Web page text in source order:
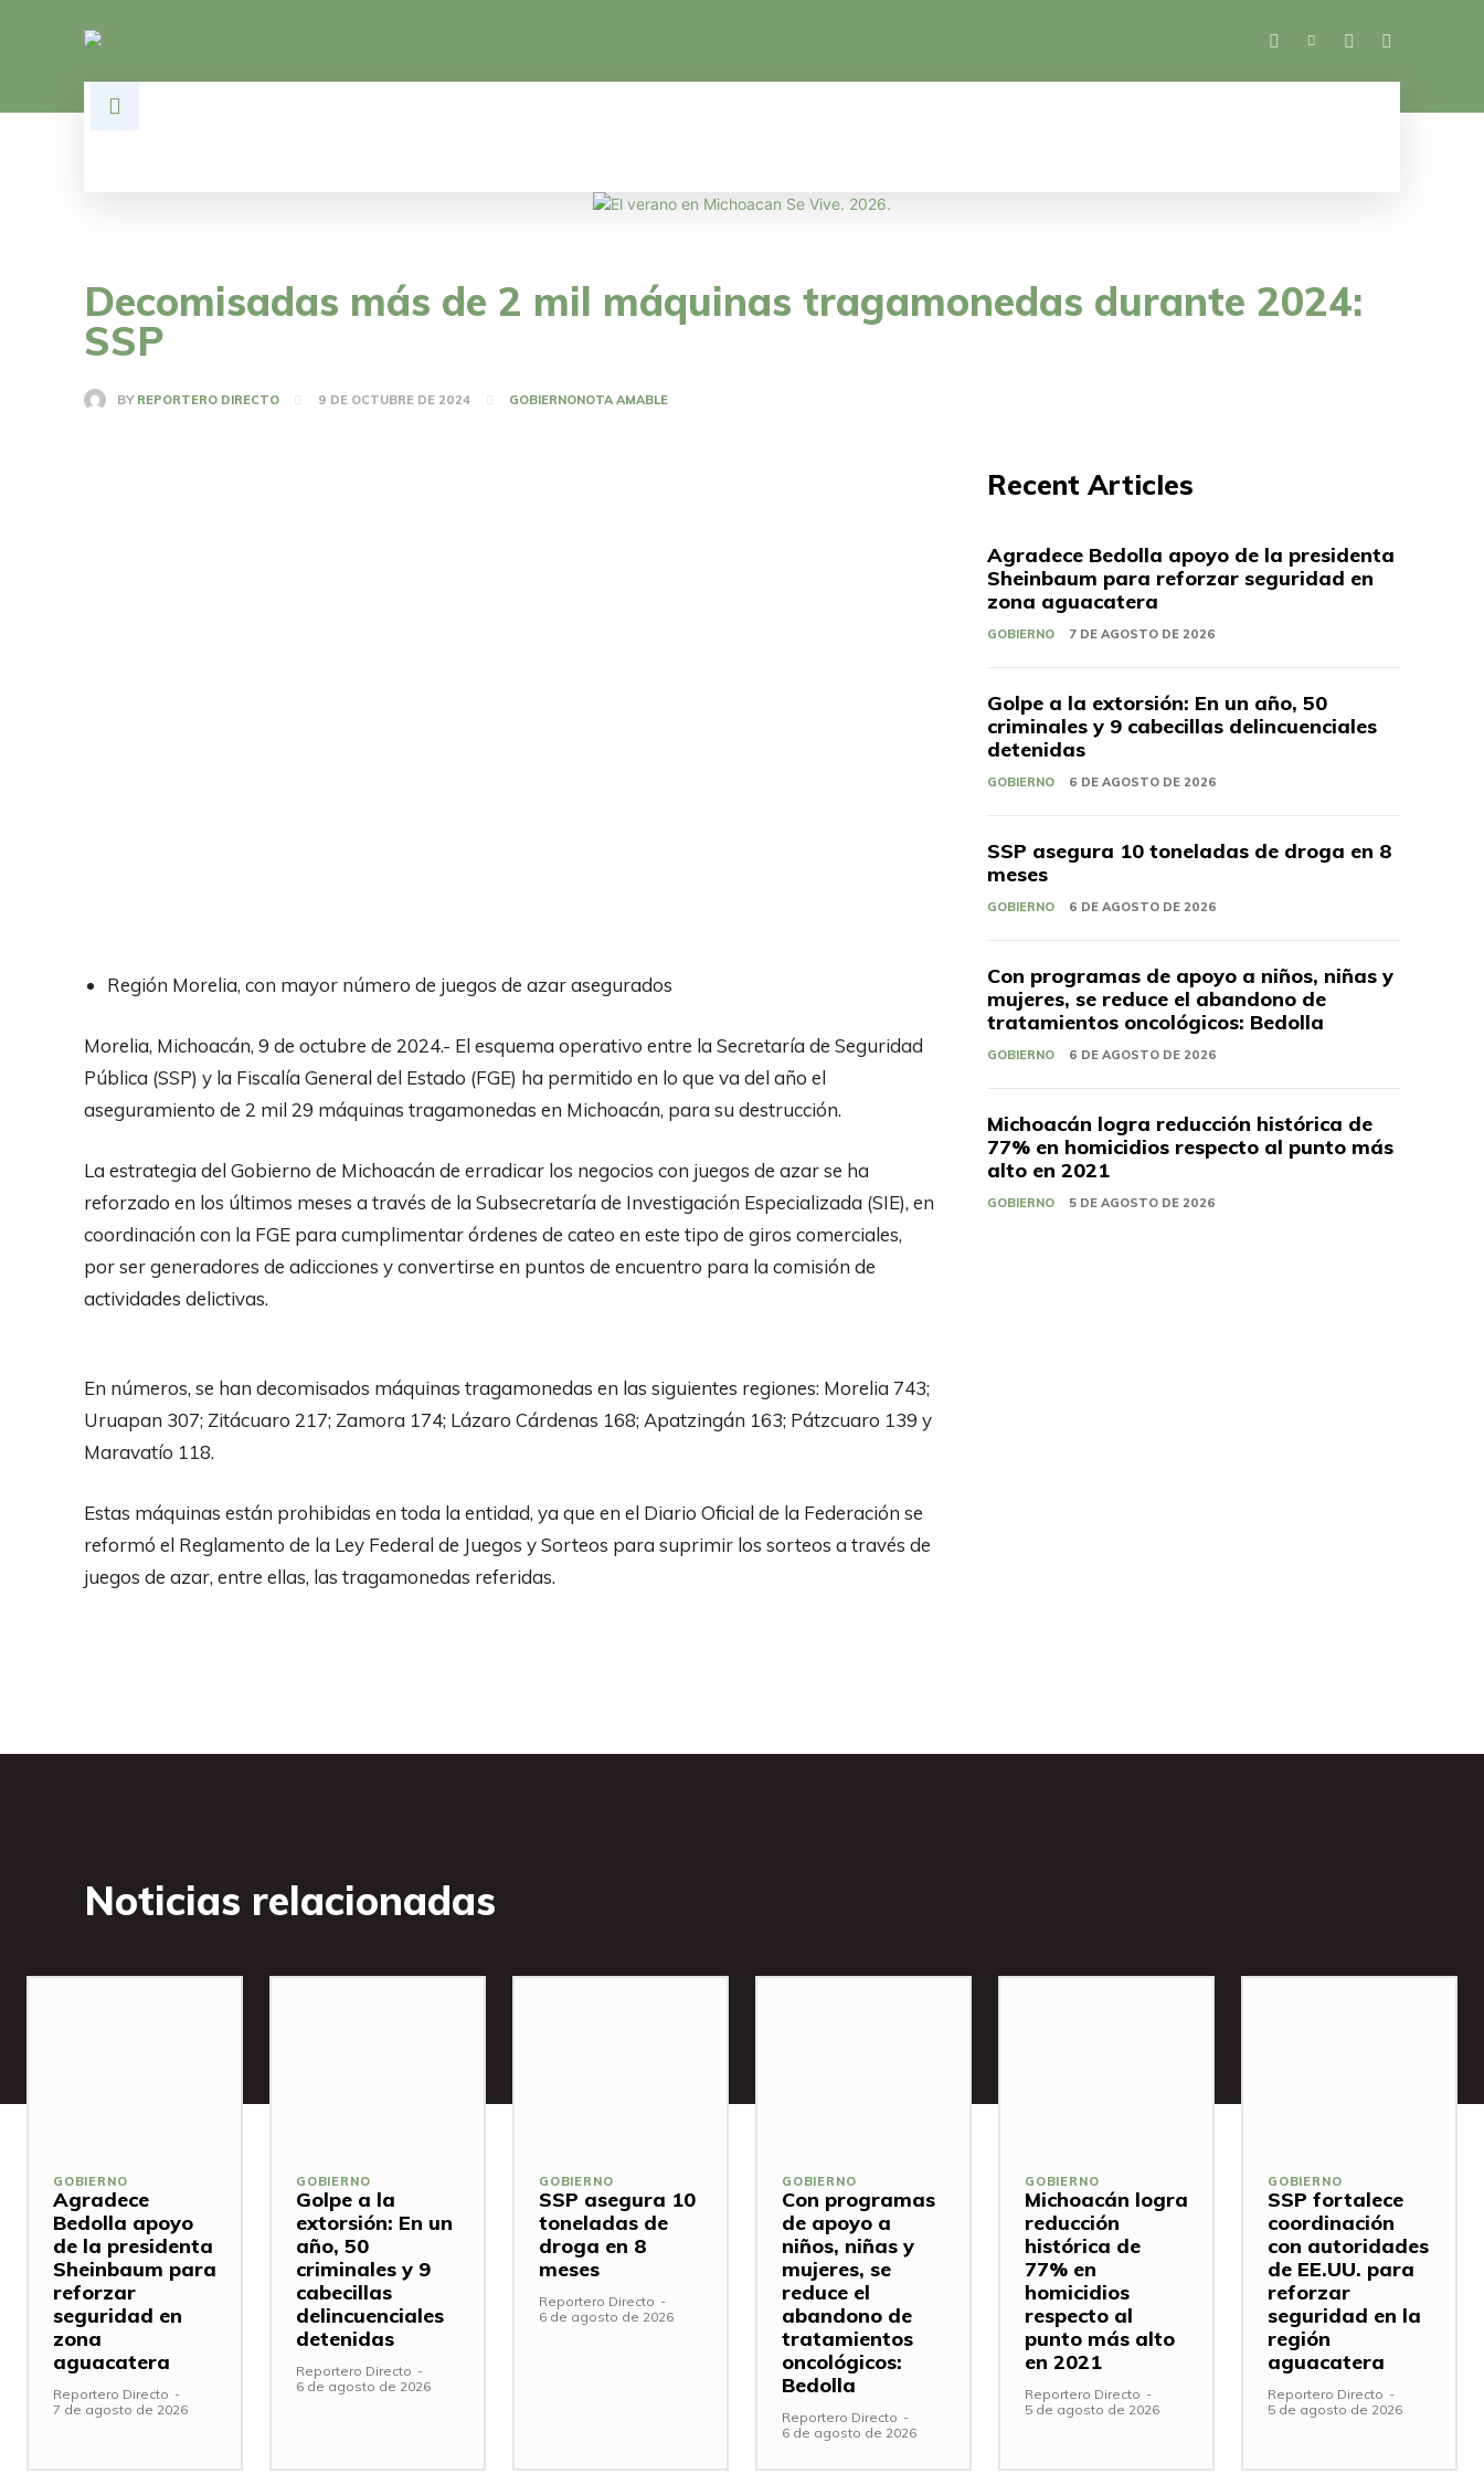
Decomisadas más de 2 mil máquinas tragamonedas durante 2024:
SSP
BY REPORTERO DIRECTO 9 DE OCTUBRE DE 2024 GOBIERNONOTA AMABLE
Región Morelia, con mayor número de juegos de azar asegurados
Morelia, Michoacán, 9 de octubre de 2024.- El esquema operativo entre la Secretaría de Seguridad
Pública (SSP) y la Fiscalía General del Estado (FGE) ha permitido en lo que va del año el
aseguramiento de 2 mil 29 máquinas tragamonedas en Michoacán, para su destrucción.
La estrategia del Gobierno de Michoacán de erradicar los negocios con juegos de azar se ha
reforzado en los últimos meses a través de la Subsecretaría de Investigación Especializada (SIE), en
coordinación con la FGE para cumplimentar órdenes de cateo en este tipo de giros comerciales,
por ser generadores de adicciones y convertirse en puntos de encuentro para la comisión de
actividades delictivas.
En números, se han decomisados máquinas tragamonedas en las siguientes regiones: Morelia 743;
Uruapan 307; Zitácuaro 217; Zamora 174; Lázaro Cárdenas 168; Apatzingán 163; Pátzcuaro 139 y
Maravatío 118.
Estas máquinas están prohibidas en toda la entidad, ya que en el Diario Oficial de la Federación se
reformó el Reglamento de la Ley Federal de Juegos y Sorteos para suprimir los sorteos a través de
juegos de azar, entre ellas, las tragamonedas referidas.
Recent Articles
Agradece Bedolla apoyo de la presidenta
Sheinbaum para reforzar seguridad en
zona aguacatera
GOBIERNO 7 DE AGOSTO DE 2026
Golpe a la extorsión: En un año, 50
criminales y 9 cabecillas delincuenciales
detenidas
GOBIERNO 6 DE AGOSTO DE 2026
SSP asegura 10 toneladas de droga en 8
meses
GOBIERNO 6 DE AGOSTO DE 2026
Con programas de apoyo a niños, niñas y
mujeres, se reduce el abandono de
tratamientos oncológicos: Bedolla
GOBIERNO 6 DE AGOSTO DE 2026
Michoacán logra reducción histórica de
77% en homicidios respecto al punto más
alto en 2021
GOBIERNO 5 DE AGOSTO DE 2026
Noticias relacionadas
GOBIERNO
Agradece
Bedolla apoyo
de la presidenta
Sheinbaum para
reforzar
seguridad en
zona
aguacatera
Reportero Directo -
7 de agosto de 2026
GOBIERNO
Golpe a la
extorsión: En un
año, 50
criminales y 9
cabecillas
delincuenciales
detenidas
Reportero Directo -
6 de agosto de 2026
GOBIERNO
SSP asegura 10
toneladas de
droga en 8
meses
Reportero Directo -
6 de agosto de 2026
GOBIERNO
Con programas
de apoyo a
niños, niñas y
mujeres, se
reduce el
abandono de
tratamientos
oncológicos:
Bedolla
Reportero Directo -
6 de agosto de 2026
GOBIERNO
Michoacán logra
reducción
histórica de
77% en
homicidios
respecto al
punto más alto
en 2021
Reportero Directo -
5 de agosto de 2026
GOBIERNO
SSP fortalece
coordinación
con autoridades
de EE.UU. para
reforzar
seguridad en la
región
aguacatera
Reportero Directo -
5 de agosto de 2026